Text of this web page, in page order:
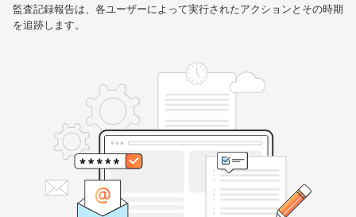
監査記録報告は、各ユーザーによって実行されたアクションとその時期
を追跡します。